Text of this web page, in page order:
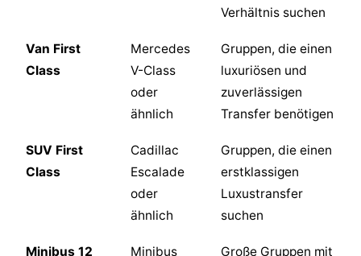
Verhältnis suchen
Van First
Class
Mercedes
V-Class
oder
ähnlich
Gruppen, die einen
luxuriösen und
zuverlässigen
Transfer benötigen
SUV First
Class
Cadillac
Escalade
oder
ähnlich
Gruppen, die einen
erstklassigen
Luxustransfer
suchen
Minibus 12
Minibus
Große Gruppen mit